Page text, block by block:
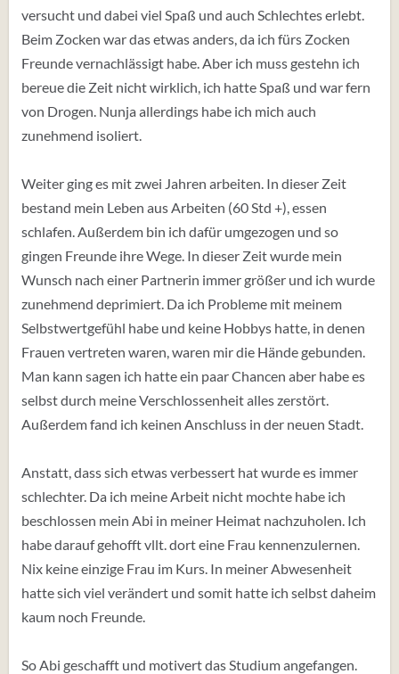
versucht und dabei viel Spaß und auch Schlechtes erlebt.
Beim Zocken war das etwas anders, da ich fürs Zocken
Freunde vernachlässigt habe. Aber ich muss gestehn ich
bereue die Zeit nicht wirklich, ich hatte Spaß und war fern
von Drogen. Nunja allerdings habe ich mich auch
zunehmend isoliert.
Weiter ging es mit zwei Jahren arbeiten. In dieser Zeit
bestand mein Leben aus Arbeiten (60 Std +), essen
schlafen. Außerdem bin ich dafür umgezogen und so
gingen Freunde ihre Wege. In dieser Zeit wurde mein
Wunsch nach einer Partnerin immer größer und ich wurde
zunehmend deprimiert. Da ich Probleme mit meinem
Selbstwertgefühl habe und keine Hobbys hatte, in denen
Frauen vertreten waren, waren mir die Hände gebunden.
Man kann sagen ich hatte ein paar Chancen aber habe es
selbst durch meine Verschlossenheit alles zerstört.
Außerdem fand ich keinen Anschluss in der neuen Stadt.
Anstatt, dass sich etwas verbessert hat wurde es immer
schlechter. Da ich meine Arbeit nicht mochte habe ich
beschlossen mein Abi in meiner Heimat nachzuholen. Ich
habe darauf gehofft vllt. dort eine Frau kennenzulernen.
Nix keine einzige Frau im Kurs. In meiner Abwesenheit
hatte sich viel verändert und somit hatte ich selbst daheim
kaum noch Freunde.
So Abi geschafft und motivert das Studium angefangen.